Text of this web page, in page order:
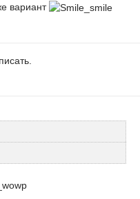
вариант